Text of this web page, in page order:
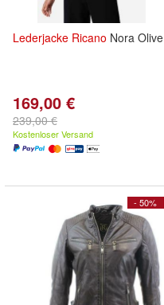
Lederjacke Ricano Nora Olive
169,00 €
239,00 €
Kostenloser Versand
- 50%